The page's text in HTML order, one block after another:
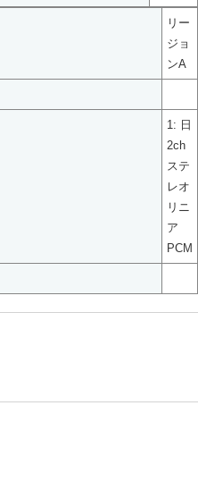
リー
ジョ
ンA
1: 日
2ch
ステ
レオ
リニ
ア
PCM